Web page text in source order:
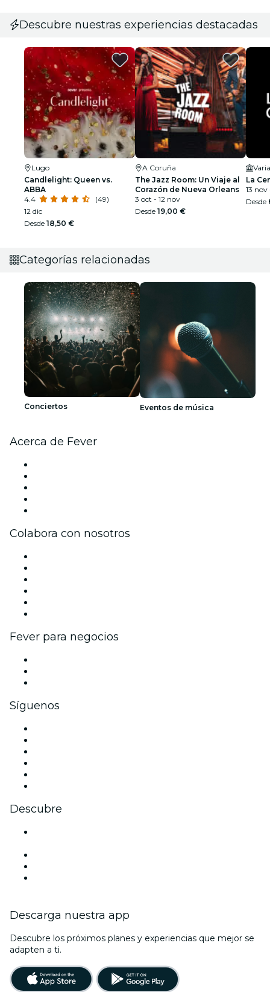
Descubre nuestras experiencias destacadas
Lugo
Candlelight: Queen vs.
ABBA
4.4
(49)
12 dic
Desde 18,50 €
A Coruña
The Jazz Room: Un Viaje al
Corazón de Nueva Orleans
3 oct - 12 nov
Desde 19,00 €
La
13 nov
Desde
Categorías relacionadas
Conciertos Eventos de música
Acerca de Fever
Colabora con nosotros
Fever para negocios
Síguenos
Descubre
Descarga nuestra app
Descubre los próximos planes y experiencias que mejor se
adapten a ti.